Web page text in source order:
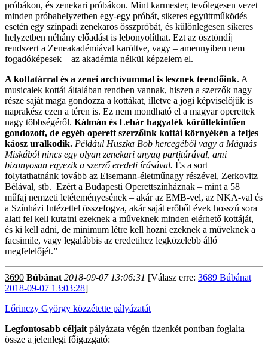
próbákon, és zenekari próbákon. Mint karmester, tevőlegesen vezet
minden próbahelyzetben egy-egy próbát, sikeres együttműködés
esetén egy színpadi zenekaros összpróbát, és különlegesen sikeres
helyzetben néhány előadást is lebonyolíthat. Ezt az ösztöndíj
rendszert a Zeneakadémiával karöltve, vagy – amennyiben nem
fogadóképesek – az akadémia nélkül képzelem el.
A kottatárral és a zenei archívummal is lesznek teendőink. A
musicalek kottái általában rendben vannak, hiszen a szerzők nagy
része saját maga gondozza a kottákat, illetve a jogi képviselőjük is
naprakész ezen a téren is. Ez nem mondható el a magyar operettek
nagy többségéről. Kálmán és Lehár hagyaték körültekintően
gondozott, de egyéb operett szerzőink kottái környékén a teljes
káosz uralkodik. Például Huszka Bob hercegéből vagy a Mágnás
Miskából nincs egy olyan zenekari anyag partitúrával, ami
bizonyosan egyezik a szerző eredeti írásával. És a sort
folytathatnánk tovább az Eisemann-életműnagy részével, Zerkovitz
Bélával, stb. Ezért a Budapesti Operettszínháznak – mint a 58
műfaj nemzeti letéteményesének – akár az EMB-vel, az NKA-val és
a Színházi Intézettel összefogva, akár saját erőből évek hosszú sora
alatt fel kell kutatni ezeknek a műveknek minden elérhető kottáját,
és ki kell adni, de minimum létre kell hozni ezeknek a műveknek a
facsimile, vagy legalábbis az eredetihez legközelebb álló
megfelelőjét.”
3690 Búbánat 2018-09-07 13:06:31 [Válasz erre: 3689 Búbánat
2018-09-07 13:03:28]
Lőrinczy György közzétette pályázatát
Legfontosabb céljait pályázata végén tizenkét pontban foglalta
össze a jelenlegi főigazgató: